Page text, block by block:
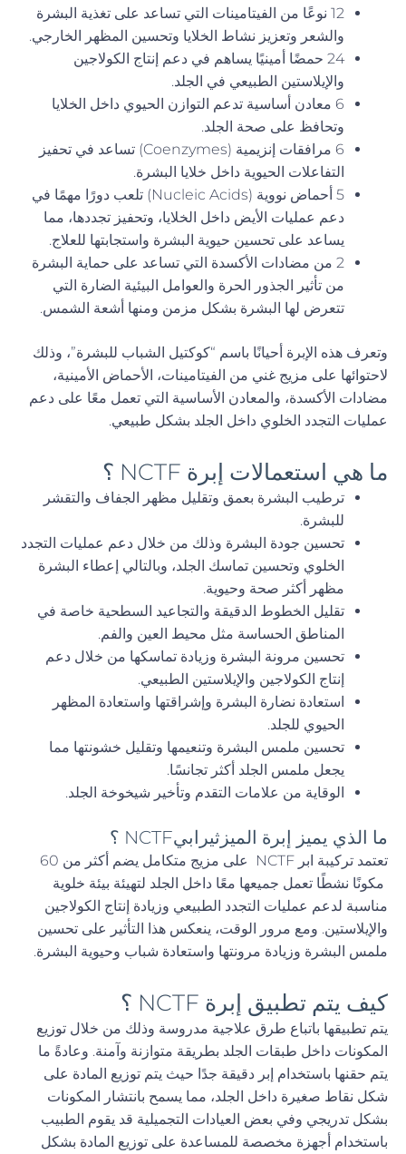
12 نوعًا من الفيتامينات التي تساعد على تغذية البشرة
والشعر وتعزيز نشاط الخلايا وتحسين المظهر الخارجي.
24 حمضًا أمينيًا يساهم في دعم إنتاج الكولاجين
والإيلاستين الطبيعي في الجلد.
6 معادن أساسية تدعم التوازن الحيوي داخل الخلايا
وتحافظ على صحة الجلد.
6 مرافقات إنزيمية (Coenzymes) تساعد في تحفيز
التفاعلات الحيوية داخل خلايا البشرة.
5 أحماض نووية (Nucleic Acids) تلعب دورًا مهمًا في
دعم عمليات الأيض داخل الخلايا، وتحفيز تجددها، مما
يساعد على تحسين حيوية البشرة واستجابتها للعلاج.
2 من مضادات الأكسدة التي تساعد على حماية البشرة
من تأثير الجذور الحرة والعوامل البيئية الضارة التي
تتعرض لها البشرة بشكل مزمن ومنها أشعة الشمس.
وتعرف هذه الإبرة أحيانًا باسم “كوكتيل الشباب للبشرة”، وذلك
لاحتوائها على مزيج غني من الفيتامينات، الأحماض الأمينية،
مضادات الأكسدة، والمعادن الأساسية التي تعمل معًا على دعم
عمليات التجدد الخلوي داخل الجلد بشكل طبيعي.
ما هي استعمالات إبرة NCTF ؟
ترطيب البشرة بعمق وتقليل مظهر الجفاف والتقشر
للبشرة.
تحسين جودة البشرة وذلك من خلال دعم عمليات التجدد
الخلوي وتحسين تماسك الجلد، وبالتالي إعطاء البشرة
مظهر أكثر صحة وحيوية.
تقليل الخطوط الدقيقة والتجاعيد السطحية خاصة في
المناطق الحساسة مثل محيط العين والفم.
تحسين مرونة البشرة وزيادة تماسكها من خلال دعم
إنتاج الكولاجين والإيلاستين الطبيعي.
استعادة نضارة البشرة وإشراقتها واستعادة المظهر
الحيوي للجلد.
تحسين ملمس البشرة وتنعيمها وتقليل خشونتها مما
يجعل ملمس الجلد أكثر تجانسًا.
الوقاية من علامات التقدم وتأخير شيخوخة الجلد.
ما الذي يميز إبرة الميزثيرابيNCTF ؟
تعتمد تركيبة ابر NCTF على مزيج متكامل يضم أكثر من 60
مكونًا نشطًا تعمل جميعها معًا داخل الجلد لتهيئة بيئة خلوية
مناسبة لدعم عمليات التجدد الطبيعي وزيادة إنتاج الكولاجين
والإيلاستين. ومع مرور الوقت، ينعكس هذا التأثير على تحسين
ملمس البشرة وزيادة مرونتها واستعادة شباب وحيوية البشرة.
كيف يتم تطبيق إبرة NCTF ؟
يتم تطبيقها باتباع طرق علاجية مدروسة وذلك من خلال توزيع
المكونات داخل طبقات الجلد بطريقة متوازنة وآمنة. وعادةً ما
يتم حقنها باستخدام إبر دقيقة جدًا حيث يتم توزيع المادة على
شكل نقاط صغيرة داخل الجلد، مما يسمح بانتشار المكونات
بشكل تدريجي وفي بعض العيادات التجميلية قد يقوم الطبيب
باستخدام أجهزة مخصصة للمساعدة على توزيع المادة بشكل